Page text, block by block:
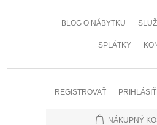
BLOG O NÁBYTKU
SPLÁTKY
REGISTROVAŤ PRIHLÁSIŤ
NÁKUPNÝ